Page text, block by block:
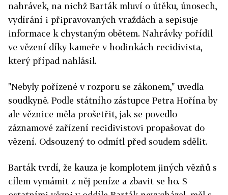
nahrávek, na nichž Barták mluví o útěku, únosech,
vydírání i připravovaných vraždách a sepisuje
informace k chystaným obětem. Nahrávky pořídil
ve vězení díky kameře v hodinkách recidivista,
který případ nahlásil.
"Nebyly pořízené v rozporu se zákonem," uvedla
soudkyně. Podle státního zástupce Petra Hořína by
ale věznice měla prošetřit, jak se povedlo
záznamové zařízení recidivistovi propašovat do
vězení. Odsouzený to odmítl před soudem sdělit.
Barták tvrdí, že kauza je komplotem jiných vězňů s
cílem vymámit z něj peníze a zbavit se ho. S